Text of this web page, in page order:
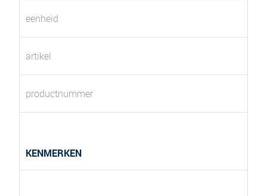
eenheid
artikel
productnummer
KENMERKEN